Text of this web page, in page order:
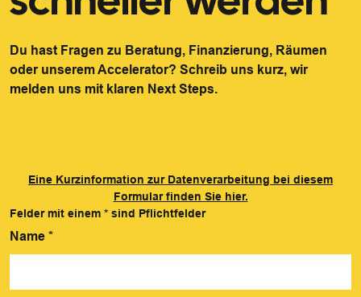
Du hast Fragen zu Beratung, Finanzierung, Räumen
oder unserem Accelerator? Schreib uns kurz, wir
melden uns mit klaren Next Steps.
Eine Kurzinformation zur Datenverarbeitung bei diesem
Formular finden Sie hier.
Felder mit einem * sind Pflichtfelder
Name *